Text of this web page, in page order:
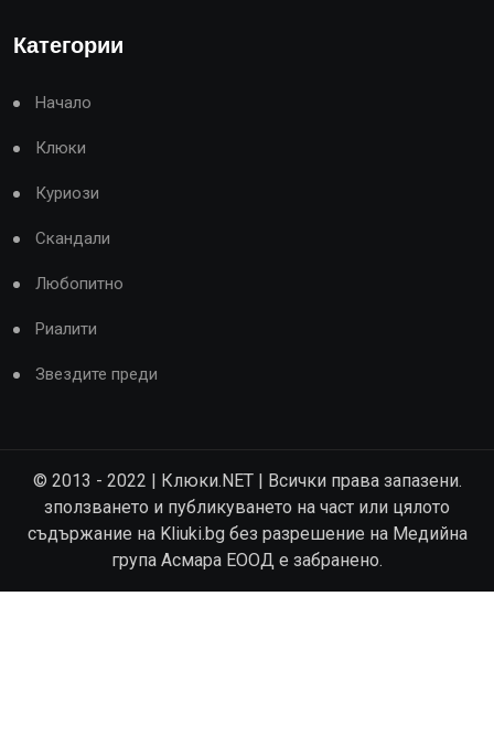
Категории
Начало
Клюки
Куриози
Скандали
Любопитно
Риалити
Звездите преди
© 2013 - 2022 | Клюки.NET | Всички права запазени.
зползването и публикуването на част или цялото
съдържание на Kliuki.bg без разрешение на Медийна
група Асмара ЕООД е забранено.